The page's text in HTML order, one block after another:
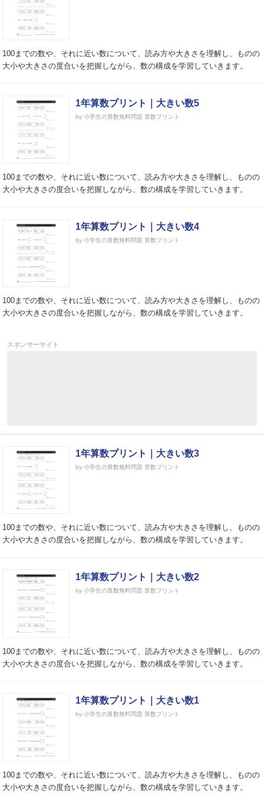
100までの数や、それに近い数について、読み方や大きさを理解し、ものの
大小や大きさの度合いを把握しながら、数の構成を学習していきます。
1年算数プリント｜大きい数5
by 小学生の算数無料問題 算数プリント
100までの数や、それに近い数について、読み方や大きさを理解し、ものの
大小や大きさの度合いを把握しながら、数の構成を学習していきます。
1年算数プリント｜大きい数4
by 小学生の算数無料問題 算数プリント
100までの数や、それに近い数について、読み方や大きさを理解し、ものの
大小や大きさの度合いを把握しながら、数の構成を学習していきます。
スポンサーサイト
1年算数プリント｜大きい数3
by 小学生の算数無料問題 算数プリント
100までの数や、それに近い数について、読み方や大きさを理解し、ものの
大小や大きさの度合いを把握しながら、数の構成を学習していきます。
1年算数プリント｜大きい数2
by 小学生の算数無料問題 算数プリント
100までの数や、それに近い数について、読み方や大きさを理解し、ものの
大小や大きさの度合いを把握しながら、数の構成を学習していきます。
1年算数プリント｜大きい数1
by 小学生の算数無料問題 算数プリント
100までの数や、それに近い数について、読み方や大きさを理解し、ものの
大小や大きさの度合いを把握しながら、数の構成を学習していきます。